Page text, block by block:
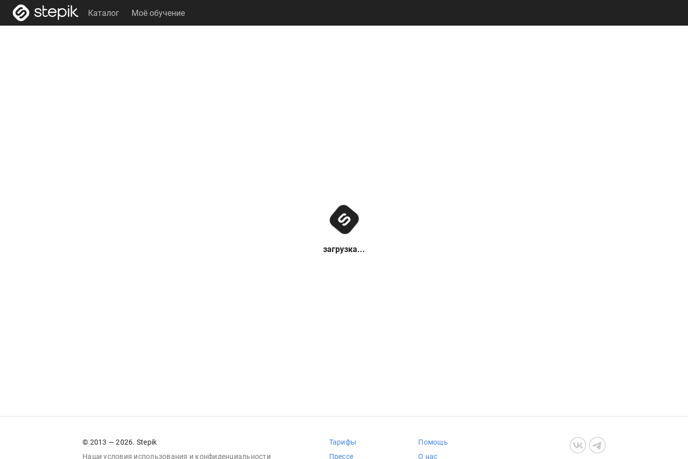
Каталог Моё обучение
загрузка...
© 2013 — 2026. Stepik
Наши условия использования и конфиденциальности
Тарифы
Прессе
Помощь
О нас